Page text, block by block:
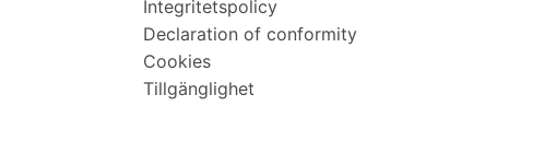
Integritetspolicy
Declaration of conformity
Cookies
Tillgänglighet